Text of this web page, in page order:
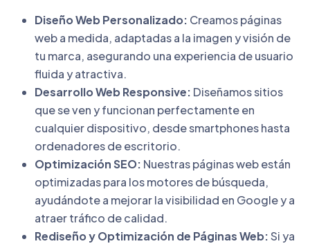
Diseño Web Personalizado: Creamos páginas
web a medida, adaptadas a la imagen y visión de
tu marca, asegurando una experiencia de usuario
fluida y atractiva.
Desarrollo Web Responsive: Diseñamos sitios
que se ven y funcionan perfectamente en
cualquier dispositivo, desde smartphones hasta
ordenadores de escritorio.
Optimización SEO: Nuestras páginas web están
optimizadas para los motores de búsqueda,
ayudándote a mejorar la visibilidad en Google y a
atraer tráfico de calidad.
Rediseño y Optimización de Páginas Web:Si ya